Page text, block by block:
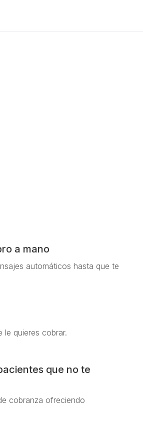
a mano
automáticos hasta que te
quieres cobrar.
que no te
cobranza ofreciendo